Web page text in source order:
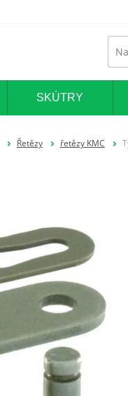
SKÚTRY
Řetězy řetězy KMC